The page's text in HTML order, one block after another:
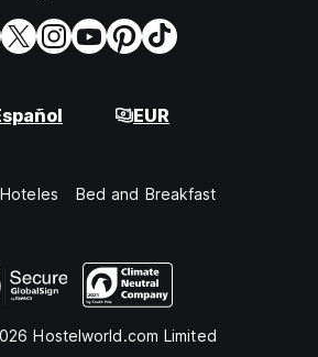
EUR
Hoteles Bed and Breakfast
Hostelworld.com Limited